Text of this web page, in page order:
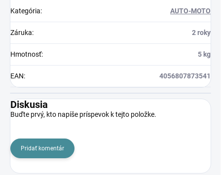
Kategória: AUTO-MOTO
Záruka: 2 roky
Hmotnosť: 5 kg
EAN: 4056807873541
Diskusia
Buďte prvý, kto napíše príspevok k tejto položke.
Pridať komentár